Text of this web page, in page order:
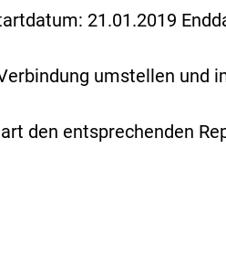
21.01.2019
umstellen und
den entsprechenden